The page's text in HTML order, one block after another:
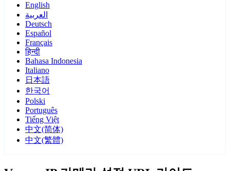
English
العربية
Deutsch
Español
Français
हिन्दी
Bahasa Indonesia
Italiano
日本語
한국어
Polski
Português
Tiếng Việt
中文(简体)
中文(繁體)